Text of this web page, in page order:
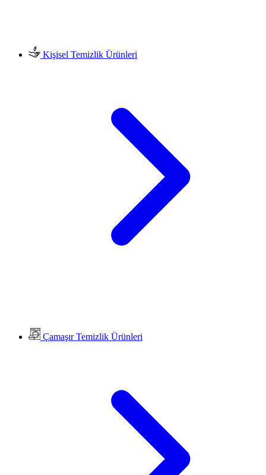
Kişisel Temizlik Ürünleri
Çamaşır Temizlik Ürünleri